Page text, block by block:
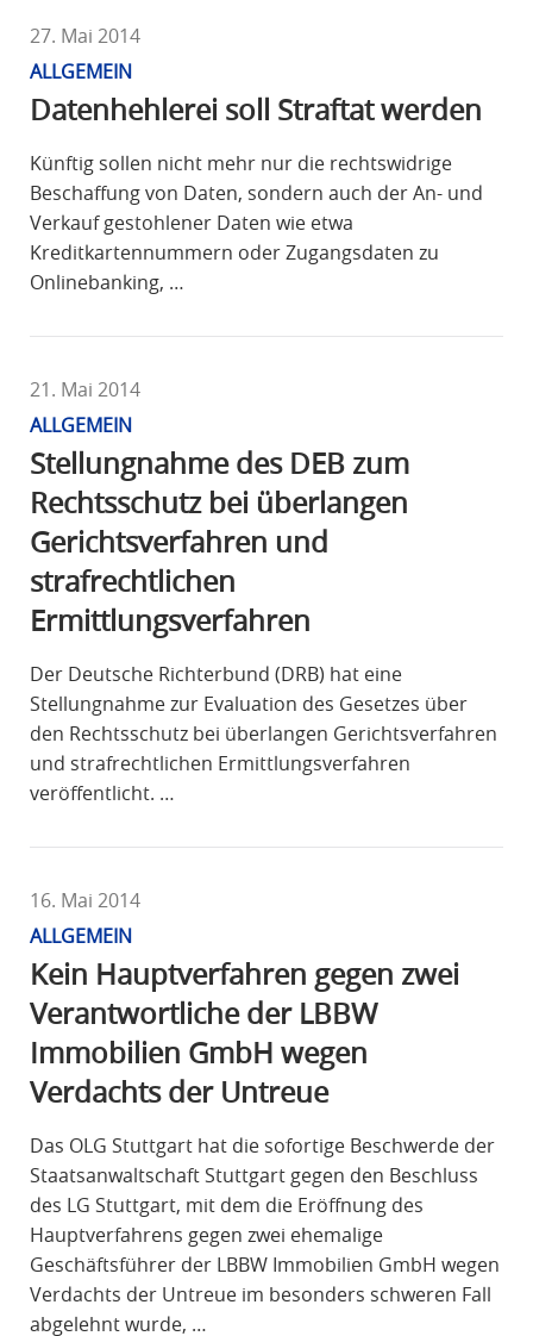
27. Mai 2014
ALLGEMEIN
Datenhehlerei soll Straftat werden
Künftig sollen nicht mehr nur die rechtswidrige
Beschaffung von Daten, sondern auch der An- und
Verkauf gestohlener Daten wie etwa
Kreditkartennummern oder Zugangsdaten zu
Onlinebanking, …
21. Mai 2014
ALLGEMEIN
Stellungnahme des DEB zum
Rechtsschutz bei überlangen
Gerichtsverfahren und
strafrechtlichen
Ermittlungsverfahren
Der Deutsche Richterbund (DRB) hat eine
Stellungnahme zur Evaluation des Gesetzes über
den Rechtsschutz bei überlangen Gerichtsverfahren
und strafrechtlichen Ermittlungsverfahren
veröffentlicht. …
16. Mai 2014
ALLGEMEIN
Kein Hauptverfahren gegen zwei
Verantwortliche der LBBW
Immobilien GmbH wegen
Verdachts der Untreue
Das OLG Stuttgart hat die sofortige Beschwerde der
Staatsanwaltschaft Stuttgart gegen den Beschluss
des LG Stuttgart, mit dem die Eröffnung des
Hauptverfahrens gegen zwei ehemalige
Geschäftsführer der LBBW Immobilien GmbH wegen
Verdachts der Untreue im besonders schweren Fall
abgelehnt wurde, …